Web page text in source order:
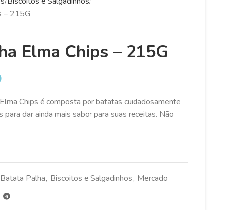
– 215G
Elma Chips – 215G
Chips é composta por batatas cuidadosamente
para dar ainda mais sabor para suas receitas. Não
Batata Palha, Biscoitos e Salgadinhos, Mercado